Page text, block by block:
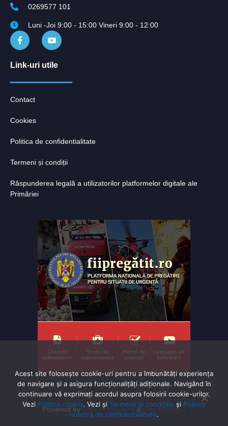
0269577 101
Luni -Joi 9:00 - 15:00 Vineri 9:00 - 12:00
Link-uri utile
Contact
Cookies
Politica de confidentialitate
Termeni și condiții
Răspunderea legală a utilizatorilor platformelor digitale ale
Primăriei
Powered byTNT Computers&City Manager
Acest site folosește cookie-uri pentru a îmbunătăți experiența
de navigare și a asigura funcționalițăți adiționale. Navigând în
continuare vă exprimaţi acordul asupra folosirii cookie-urilor.
Vezi Politică cookie. Vezi și Termenii și condițiile și Politica
noastră de confidentialitate.